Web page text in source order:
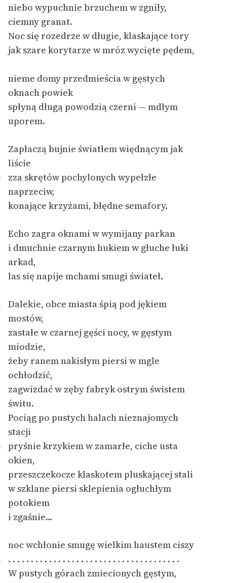
E-kolekcja lektur
szkolnych i literatury do
słuchania dla uczennic i
uczniów z
niepełnosprawnościami
Feministyczne inspiracje.
Popularyzacja
skandynawskiej literatury
feministycznej
Kolekcje edukacyjne
twórców przechodzących
do domeny publicznej,
lektur szkolnych oraz
Starego Testamentu
Szkoła Poezji Wolnych
Lektur
O nas
Kontakt
O projekcie
Zasady wykorzystania
Wolnych Lektur
Logotypy
Materiały promocyjne
Polityka prywatności
Regulamin biblioteki
Dane fundacji i
sprawozdania finansowe
Regulamin darowizn
Informacja o treściach
Deklaracja dostępności
niebo wypuchnie brzuchem w zgniły,
ciemny granat.
Noc się rozedrze w długie, klaskające tory
jak szare korytarze w mróz wycięte pędem,
nieme domy przedmieścia w gęstych
oknach powiek
spłyną długą powodzią czerni — mdłym
uporem.
Zapłaczą bujnie światłem więdnącym jak
liście
zza skrętów pochylonych wypełzłe
naprzeciw,
konające krzyżami, błędne semafory.
Echo zagra oknami w wymijany parkan
i dmuchnie czarnym hukiem w głuche łuki
arkad,
las się napije mchami smugi świateł.
Dalekie, obce miasta śpią pod jękiem
mostów,
zastałe w czarnej gęści nocy, w gęstym
miodzie,
żeby ranem nakisłym piersi w mgle
ochłodzić,
zagwizdać w zęby fabryk ostrym świstem
świtu.
Pociąg po pustych halach nieznajomych
stacji
pryśnie krzykiem w zamarłe, ciche usta
okien,
przeszczekocze klaskotem pluskającej stali
w szklane piersi sklepienia ogłuchłym
potokiem
i zgaśnie…
noc wchłonie smugę wielkim haustem ciszy
. . . . . . . . . . . . . . . . . . . . . . . . . . . . . . . . . . . . . .
W pustych górach zmiecionych gęstym,